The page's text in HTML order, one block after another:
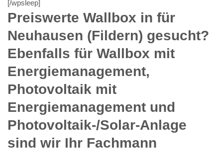
[/wpsleep]
Preiswerte Wallbox in für
Neuhausen (Fildern) gesucht?
Ebenfalls für Wallbox mit
Energiemanagement,
Photovoltaik mit
Energiemanagement und
Photovoltaik-/Solar-Anlage
sind wir Ihr Fachmann